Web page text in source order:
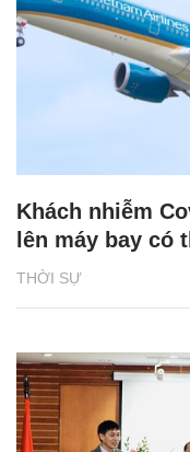
THỜI SỰ
Khách nhiễm
lên máy bay có